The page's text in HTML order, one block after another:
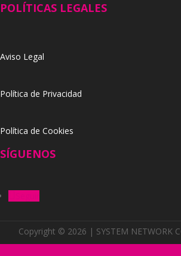
POLÍTICAS LEGALES
Aviso Legal
Política de Privacidad
Política de Cookies
SÍGUENOS
Copyright © 2026 | SYSTEM NETWORK